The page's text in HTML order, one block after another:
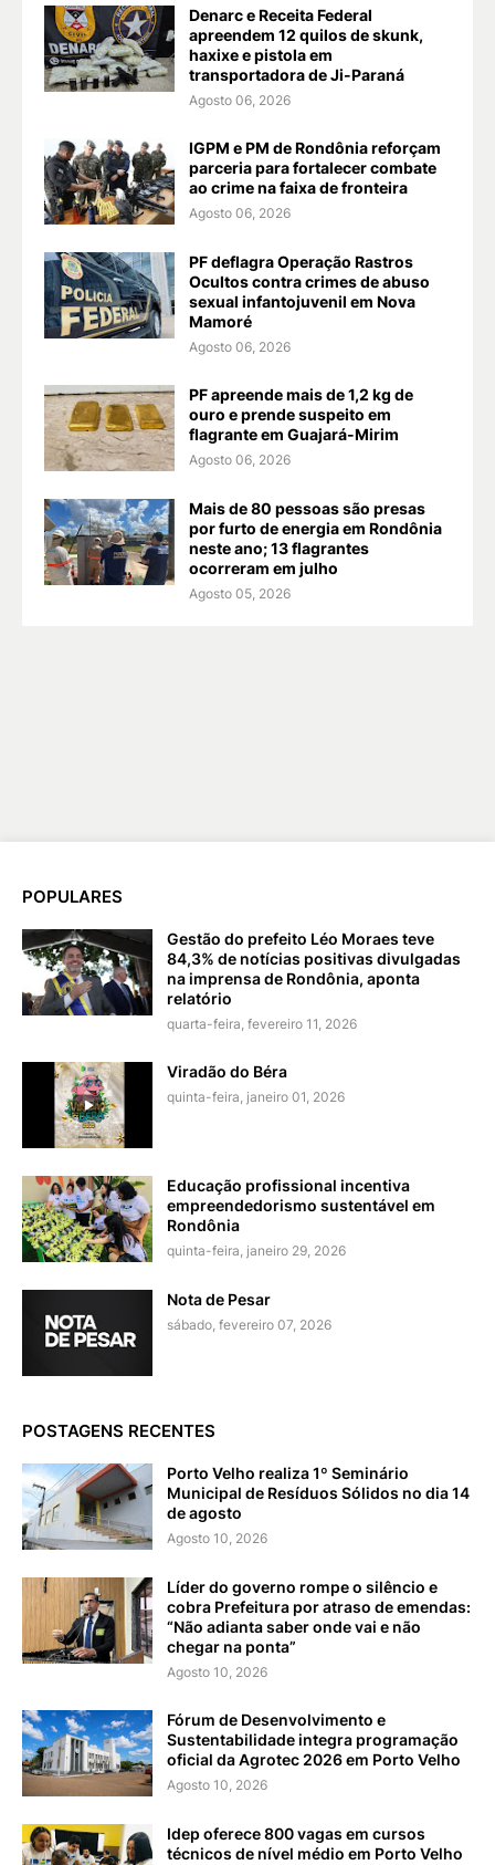
Denarc e Receita Federal
apreendem 12 quilos de skunk,
haxixe e pistola em
transportadora de Ji-Paraná
Agosto 06, 2026
IGPM e PM de Rondônia reforçam
parceria para fortalecer combate
ao crime na faixa de fronteira
Agosto 06, 2026
PF deflagra Operação Rastros
Ocultos contra crimes de abuso
sexual infantojuvenil em Nova
Mamoré
Agosto 06, 2026
PF apreende mais de 1,2 kg de
ouro e prende suspeito em
flagrante em Guajará-Mirim
Agosto 06, 2026
Mais de 80 pessoas são presas
por furto de energia em Rondônia
neste ano; 13 flagrantes
ocorreram em julho
Agosto 05, 2026
POPULARES
Gestão do prefeito Léo Moraes teve
84,3% de notícias positivas divulgadas
na imprensa de Rondônia, aponta
relatório
quarta-feira, fevereiro 11, 2026
Viradão do Béra
quinta-feira, janeiro 01, 2026
Educação profissional incentiva
empreendedorismo sustentável em
Rondônia
quinta-feira, janeiro 29, 2026
Nota de Pesar
sábado, fevereiro 07, 2026
POSTAGENS RECENTES
Porto Velho realiza 1º Seminário
Municipal de Resíduos Sólidos no dia 14
de agosto
Agosto 10, 2026
Líder do governo rompe o silêncio e
cobra Prefeitura por atraso de emendas:
“Não adianta saber onde vai e não
chegar na ponta”
Agosto 10, 2026
Fórum de Desenvolvimento e
Sustentabilidade integra programação
oficial da Agrotec 2026 em Porto Velho
Agosto 10, 2026
Idep oferece 800 vagas em cursos
técnicos de nível médio em Porto Velho